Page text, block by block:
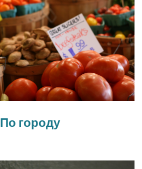
По городу